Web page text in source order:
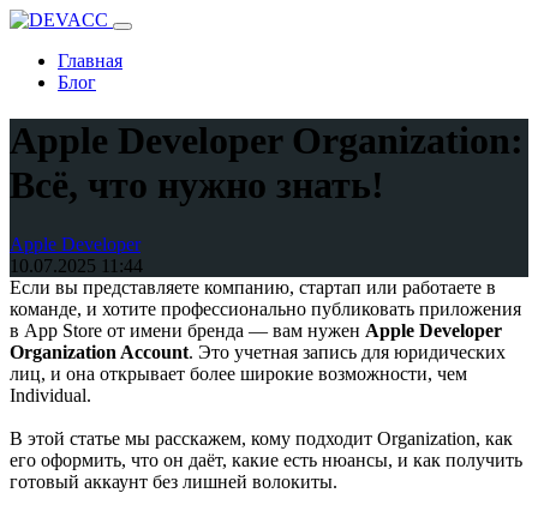
Главная
Блог
Apple Developer Organization:
Всё, что нужно знать!
Apple Developer
10.07.2025 11:44
Если вы представляете компанию, стартап или работаете в
команде, и хотите профессионально публиковать приложения
в App Store от имени бренда — вам нужен Apple Developer
Organization Account. Это учетная запись для юридических
лиц, и она открывает более широкие возможности, чем
Individual.
В этой статье мы расскажем, кому подходит Organization, как
его оформить, что он даёт, какие есть нюансы, и как получить
готовый аккаунт без лишней волокиты.